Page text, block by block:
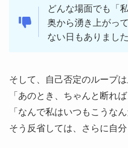
どんな場面でも「
奥から湧き上がっ
ない日もありました
そして、自己否定のループは
「あのとき、ちゃんと断れば
「なんで私はいつもこうなん
そう反省しては、さらに自分